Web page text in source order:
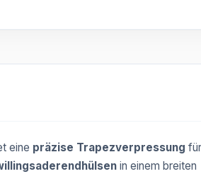
eine präzise Trapezverpressung
in einem breiten